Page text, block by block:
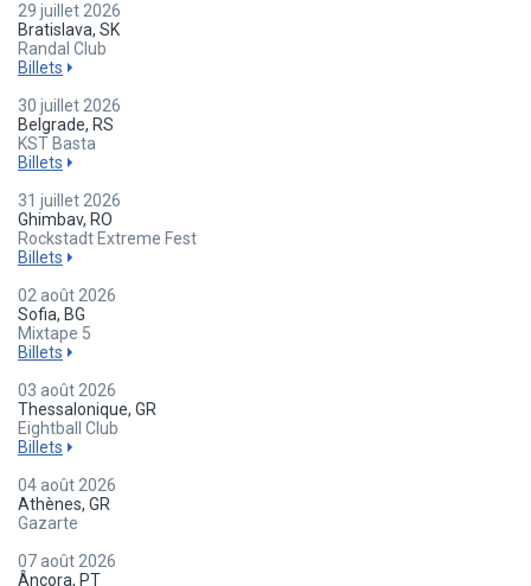
29 juillet 2026
Bratislava, SK
Randal Club
Billets
30 juillet 2026
Belgrade, RS
KST Basta
Billets
31 juillet 2026
Ghimbav, RO
Rockstadt Extreme Fest
Billets
02 août 2026
Sofia, BG
Mixtape 5
Billets
03 août 2026
Thessalonique, GR
Eightball Club
Billets
04 août 2026
Athènes, GR
Gazarte
07 août 2026
Âncora, PT